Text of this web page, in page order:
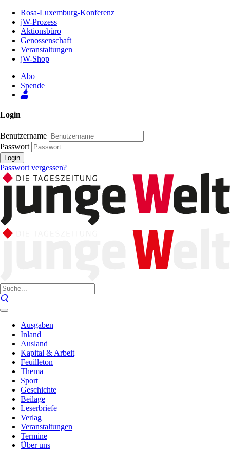
Inhalt
Seite
Rosa-Luxemburg-Konferenz
jW-Prozess
Aktionsbüro
Genossenschaft
Veranstaltungen
jW-Shop
Abo
Spende
Login
Benutzername
Passwort
Login
Passwort vergessen?
Ausgaben
Inland
Ausland
Kapital & Arbeit
Feuilleton
Thema
Sport
Geschichte
Beilage
Leserbriefe
Verlag
Veranstaltungen
Termine
Über uns